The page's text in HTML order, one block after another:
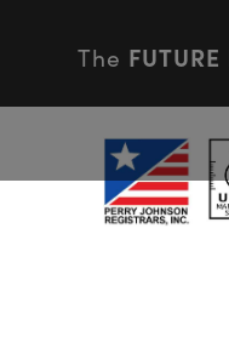
The FUTURE